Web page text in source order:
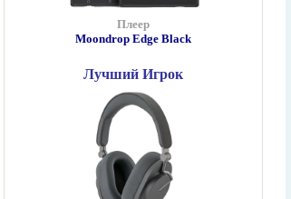
Плеер
Moondrop Edge Black
Лучший Игрок